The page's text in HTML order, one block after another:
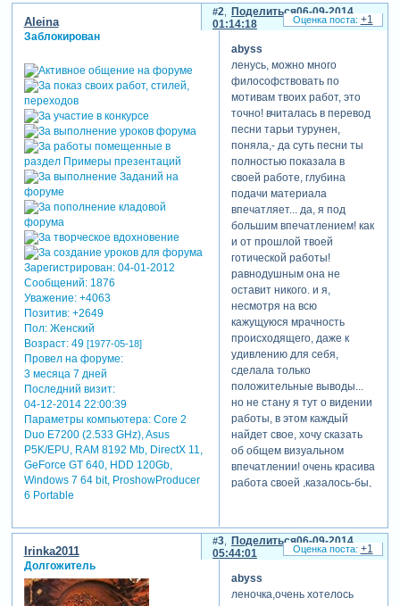
было б что-то делать на
морскую тему дабы
тянуло море бороздить))
[взломанный сайт] любовь к
козявкам и пушистикам
ушастым осталась в
прошлых роликах, уж
ссорьте, форумчане,
поэтому гринписа
активистам просьба не
особо напрягаться,
кулаками не грозить – вас
предупреждают сразу – все
тут будет плохо.
[взломанный сайт] как
высказался муж мой:
«сестре винчестеров
неймется снова в стране
демонов
бродить»(дословно).
погоняло такое он мне
приклеил из-за сильной
привязанности к моей
любимой беретте,
преобладанию в одежде
стиля джинсы-кожанка-
рубашка и… конечно, ввиду
большого интереса к
мистицизму, готике и всему
такому в этом роде)
сиквелом ролика «no fear».
история «вербовки» моим
наивных и доверчивых
девулек продолжается – на
Поделиться
2
06-09-2014
01:14:18
Aleina
Заблокирован
Зарегистрирован: 04-01-2012
Сообщений:1876
Уважение: +4063
Позитив: +2649
Пол:Женский
Возраст:49 [1977-05-18]
Провел на форуме:
3 месяца 7 дней
Последний визит:
04-12-2014 22:00:39
Параметры компьютера:Core 2
Duo E7200 (2.533 GHz), Asus
P5K/EPU, RAM 8192 Mb, DirectX 11,
GeForce GT 640, HDD 120Gb,
Windows 7 64 bit, ProshowProducer
6 Portable
abyss
ленусь, можно много
философствовать по
мотивам твоих работ, это
точно! вчиталась в перевод
песни тарьи турунен,
поняла,- да суть песни ты
полностью показала в
своей работе, глубина
подачи материала
впечатляет... да, я под
большим впечатлением! как
и от прошлой твоей
готической работы!
равнодушным она не
оставит никого. и я,
несмотря на всю
кажущуюся мрачность
происходящего, даже к
удивлению для себя,
сделала только
положительные выводы...
но не стану я тут о видении
работы, в этом каждый
найдет свое, хочу сказать
об общем визуальном
впечатлении! очень красива
работа своей ,казалось-бы,
то другое, не черно- белое.
красные элементы отменно
сыграли свою роль, выгодно
оттеняя черно-белые
слайды. я знаю сколько ты
+1
Поделиться
3
06-09-2014
05:44:01
Irinka2011
Долгожитель
abyss
леночка,очень хотелось
+1